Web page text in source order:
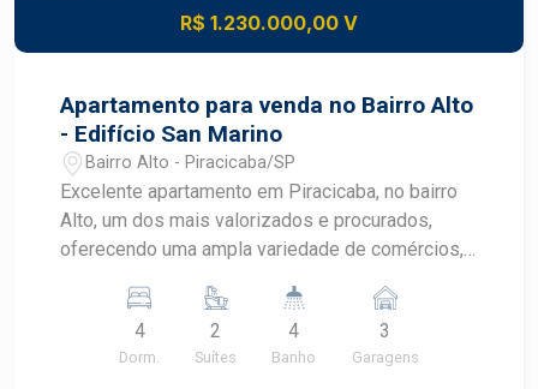
R$ 1.230.000,00 V
Apartamento para venda no Bairro Alto
- Edifício San Marino
Bairro Alto - Piracicaba/SP
Excelente apartamento em Piracicaba, no bairro
Alto, um dos mais valorizados e procurados,
oferecendo uma ampla variedade de comércios,
mais, tudo a poucos minutos de distância. -
221m² de área útil; - 4 dormitórios, todos com
armários, sendo 2 suítes e 1 com closet,
4
Dorm.
2
Suítes
4
Banho
3
Garagens